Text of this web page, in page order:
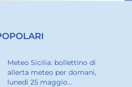
Meteo Sicilia: bollettino di
allerta meteo per domani,
lunedì 25 maggio...